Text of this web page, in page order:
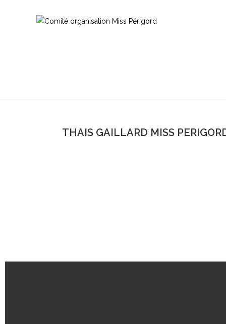
THAIS GAILLARD MISS